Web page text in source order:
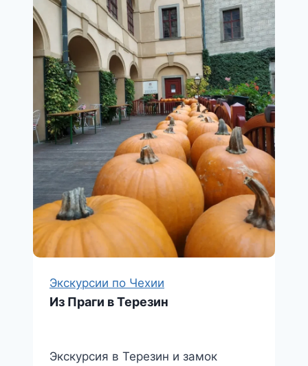
Экскурсии по Чехии
Из Праги в Терезин
Экскурсия в Терезин и замок